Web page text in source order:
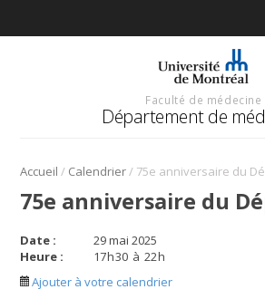
Faculté de médecine
Département de
Accueil / Calendrier/
75e anniversaire du
Date :
29 mai 2025
Heure :
17h30 à 22h
Ajouter à votre calendrier